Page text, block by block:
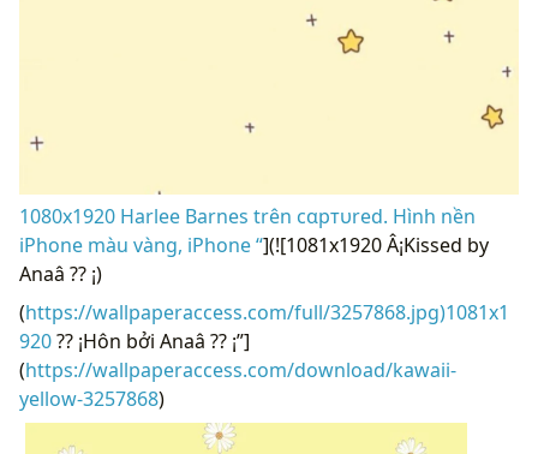
1080x1920 Harlee Barnes trên cαpтυred. Hình nền
iPhone màu vàng, iPhone “](![1081x1920 Â¡Kissed by
Anaâ ?? ¡)
(https://wallpaperaccess.com/full/3257868.jpg)1081x1
920?? ¡Hôn bởi Anaâ ?? ¡”]
(https://wallpaperaccess.com/download/kawaii-
yellow-3257868)